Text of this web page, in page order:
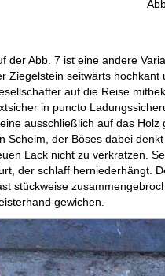
der Abb. 7 ist eine andere
Ziegelstein seitwärts
auf die Reise
in puncto
ausschließlich auf das
Schelm, der Böses dabei
Lack nicht zu verkratzen.
der schlaff herniederhängt.
stückweise
gewichen.